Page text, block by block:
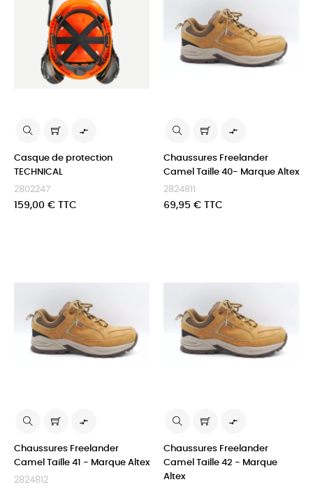

Casque de protection
TECHNICAL
2802247
Prix
159,00 € TTC

Chaussures Freelander
Camel Taille 40- Marque Altex
2824811
Prix
69,95 € TTC

Chaussures Freelander
Camel Taille 41 - Marque Altex
2824812

Chaussures Freelander
Camel Taille 42 - Marque
Altex